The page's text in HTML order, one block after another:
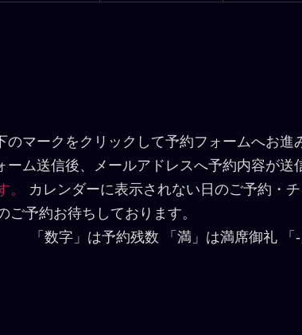
のマークをクリックして予約フォームへお
ーム送信後、メールアドレスへ予約内容が送
。
カレンダーに表示されない日のご予約・
ご予約お待ちしております。
「数字」は予約残数 「満」は満席御礼